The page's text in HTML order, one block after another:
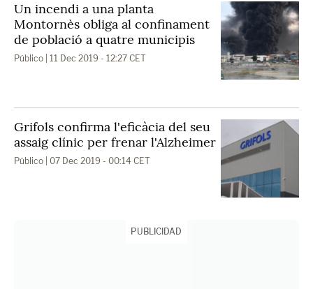
Un incendi a una planta
Montornès obliga al confinament
de població a quatre municipis
Público | 11 Dec 2019 - 12:27 CET
Grifols confirma l'eficàcia del seu
assaig clínic per frenar l'Alzheimer
Público | 07 Dec 2019 - 00:14 CET
PUBLICIDAD